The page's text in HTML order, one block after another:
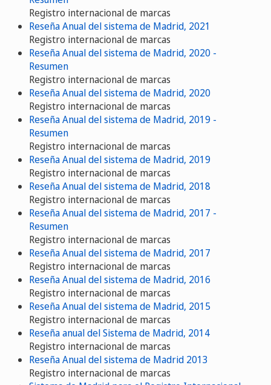
Registro internacional de marcas
Reseña Anual del sistema de Madrid, 2021
Registro internacional de marcas
Reseña Anual del sistema de Madrid, 2020 -
Resumen
Registro internacional de marcas
Reseña Anual del sistema de Madrid, 2020
Registro internacional de marcas
Reseña Anual del sistema de Madrid, 2019 -
Resumen
Registro internacional de marcas
Reseña Anual del sistema de Madrid, 2019
Registro internacional de marcas
Reseña Anual del sistema de Madrid, 2018
Registro internacional de marcas
Reseña Anual del sistema de Madrid, 2017 -
Resumen
Registro internacional de marcas
Reseña Anual del sistema de Madrid, 2017
Registro internacional de marcas
Reseña Anual del sistema de Madrid, 2016
Registro internacional de marcas
Reseña Anual del sistema de Madrid, 2015
Registro internacional de marcas
Reseña anual del Sistema de Madrid, 2014
Registro internacional de marcas
Reseña Anual del sistema de Madrid 2013
Registro internacional de marcas